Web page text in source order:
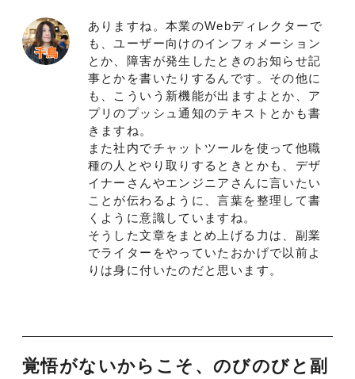
ありますね。本業のWebディレクターで
も、ユーザー向けのインフォメーション
とか、障害が発生したときのお知らせ記
事とかを書いたりするんです。その他に
も、こういう新機能が出ますよとか、ア
プリのプッシュ通知のテキストとかも書
きますね。
また社内でチャットツールを使って他職
種の人とやり取りするときとかも、デザ
イナーさんやエンジニアさんに言いたい
ことが伝わるように、言葉を整理して書
くように意識していますね。
そうした文章をまとめ上げる力は、副業
でライターをやっていたおかげで以前よ
りは身に付いたのだと思います。
覚悟がないからこそ、のびのびと副